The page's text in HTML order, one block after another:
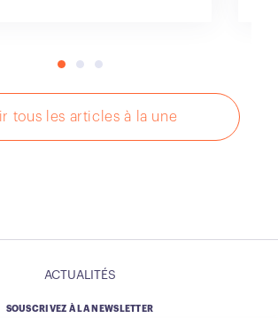
tous les articles à la une
ACTUALITÉS
SOUSCRIVEZ À LA NEWSLETTER